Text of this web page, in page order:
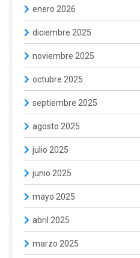
enero 2026
diciembre 2025
noviembre 2025
octubre 2025
septiembre 2025
agosto 2025
julio 2025
junio 2025
mayo 2025
abril 2025
marzo 2025